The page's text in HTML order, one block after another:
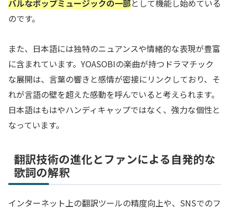
バルなポップミュージックの一部として機能し始めている
のです。
また、日本語には独特のニュアンスや情緒的な表現が豊富
に含まれています。YOASOBIの楽曲が持つドラマチック
な展開は、言葉の響きと感情が密接にリンクしており、そ
れが言語の壁を超えた感動を呼んでいると考えられます。
日本語はもはやハンディキャップではなく、強力な個性と
なっています。
翻訳技術の進化とファンによる自発的な
歌詞の解釈
インターネット上の翻訳ツールの精度向上や、SNSでのフ